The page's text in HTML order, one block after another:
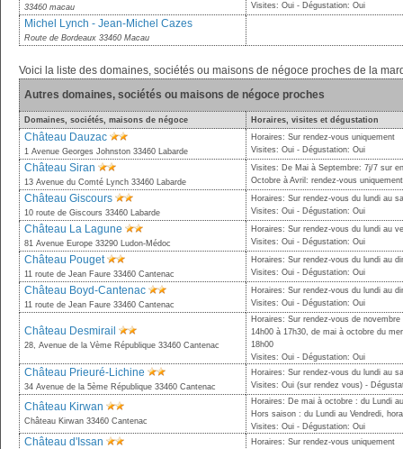
33460 macau
Visites: Oui - Dégustation: Oui
Michel Lynch - Jean-Michel Cazes
Route de Bordeaux 33460 Macau
Voici la liste des domaines, sociétés ou maisons de négoce proches de la
Autres domaines, sociétés ou maisons de négoce proches
Domaines, sociétés, maisons de négoce Horaires, visites et dégustation
Château Dauzac
1 Avenue Georges Johnston 33460 Labarde
Horaires: Sur rendez-vous uniquement
Visites: Oui - Dégustation: Oui
Château Siran
13 Avenue du Comté Lynch 33460 Labarde
Visites: De Mai à Septembre: 7j/7 sur
Octobre à Avril: rendez-vous
Château Giscours
10 route de Giscours 33460 Labarde
Horaires: Sur rendez-vous du lundi au
Visites: Oui - Dégustation: Oui
Château La Lagune
81 Avenue Europe 33290 Ludon-Médoc
Horaires: Sur rendez-vous du lundi au
Visites: Oui - Dégustation: Oui
Château Pouget
11 route de Jean Faure 33460 Cantenac
Horaires: Sur rendez-vous du lundi au
Visites: Oui - Dégustation: Oui
Château Boyd-Cantenac
11 route de Jean Faure 33460 Cantenac
Horaires: Sur rendez-vous du lundi au
Visites: Oui - Dégustation: Oui
Château Desmirail
28, Avenue de la Vème République 33460 Cantenac
Horaires: Sur rendez-vous de
14h00 à 17h30, de mai à octobre du
18h00
Visites: Oui - Dégustation: Oui
Château Prieuré-Lichine
34 Avenue de la 5ème République 33460 Cantenac
Horaires: Sur rendez-vous du lundi au
Visites: Oui (sur rendez vous) -
Château Kirwan
Château Kirwan 33460 Cantenac
Horaires: De mai à octobre : du Lundi
Hors saison : du Lundi au Vendredi,
Visites: Oui - Dégustation: Oui
Château d'Issan
Horaires: Sur rendez-vous uniquement